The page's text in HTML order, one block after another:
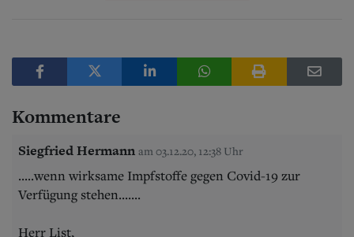
Kommentare
Siegfried Hermann am 03.12.20, 12:38 Uhr
.....wenn wirksame Impfstoffe gegen Covid-19 zur
Verfügung stehen.......
Herr List,